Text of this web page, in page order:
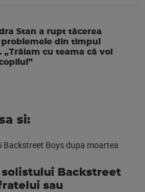
Stan a rupt tăcerea
din timpul
„Trăiam cu teama că voi
si:
solistului Backstreet
sau